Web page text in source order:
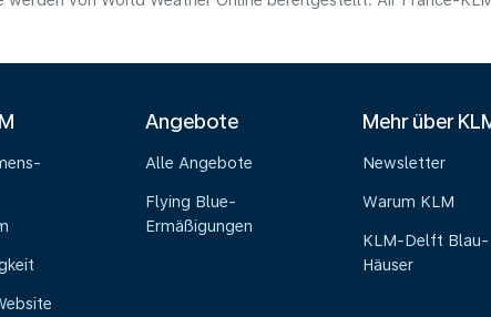
Angebote
Alle Angebote
Flying Blue-
Ermäßigungen
Mehr über
Newsletter
Warum KLM
KLM-Delft Blau-
Häuser